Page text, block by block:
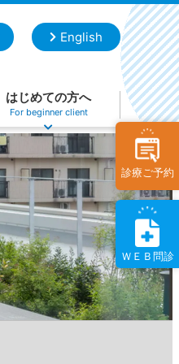
English
はじめての方へ
For beginner client
診療ご予約
ＷＥＢ問診